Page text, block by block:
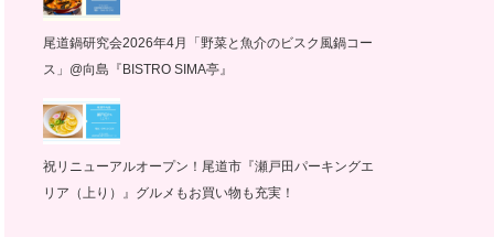
尾道鍋研究会2026年4月「野菜と魚介のビスク風鍋コー
ス」@向島『BISTRO SIMA亭』
祝リニューアルオープン！尾道市『瀬戸田パーキングエ
リア（上り）』グルメもお買い物も充実！